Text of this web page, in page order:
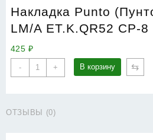
Накладка Punto
LM/A ET.K.QR52 CP-8
425₽
-
Количество
товара
(Пунто)
+ В корзину ⇆
ОТЗЫВЫ (0)